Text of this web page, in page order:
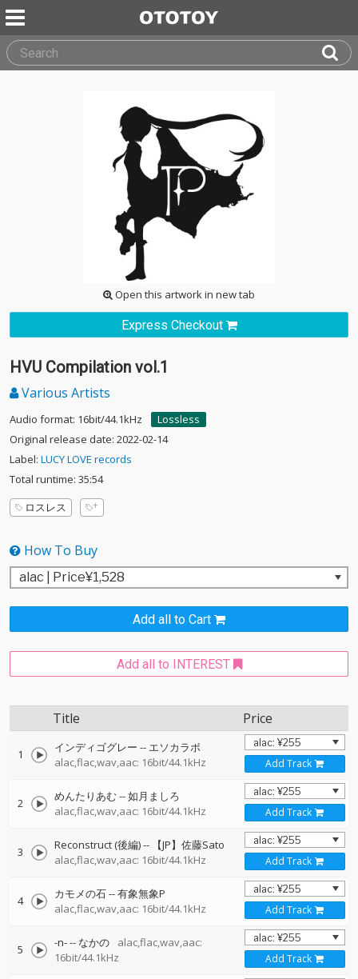
Open this artwork in new tab
Express Checkout
HVU Compilation vol.1
Various Artists
Audio format: 16bit/44.1kHz
Lossless
Original release date: 2022-02-14
Label: LUCY LOVE records
Total runtime: 35:54
ロスレス
How To Buy
Add all to Cart
Add all to INTEREST
Title Price
1 インディゴグレー -- エソカラボ
alac,flac,wav,aac: 16bit/44.1kHz
Add Track
2 めんたりあむ --如月ましろ
alac,flac,wav,aac: 16bit/44.1kHz
Add Track
3 Reconstruct (後編)--
【JP】佐藤Sato
alac,flac,wav,aac: 16bit/44.1kHz
Add Track
4 カモメの石--有象無象P
alac,flac,wav,aac: 16bit/44.1kHz
Add Track
5 -n--- なかの
alac,flac,wav,aac:
16bit/44.1kHz
Add Track